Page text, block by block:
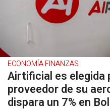
ECONOMÍA FINANZAS
Airtificial es elegida
proveedor de su
dispara un 7% en